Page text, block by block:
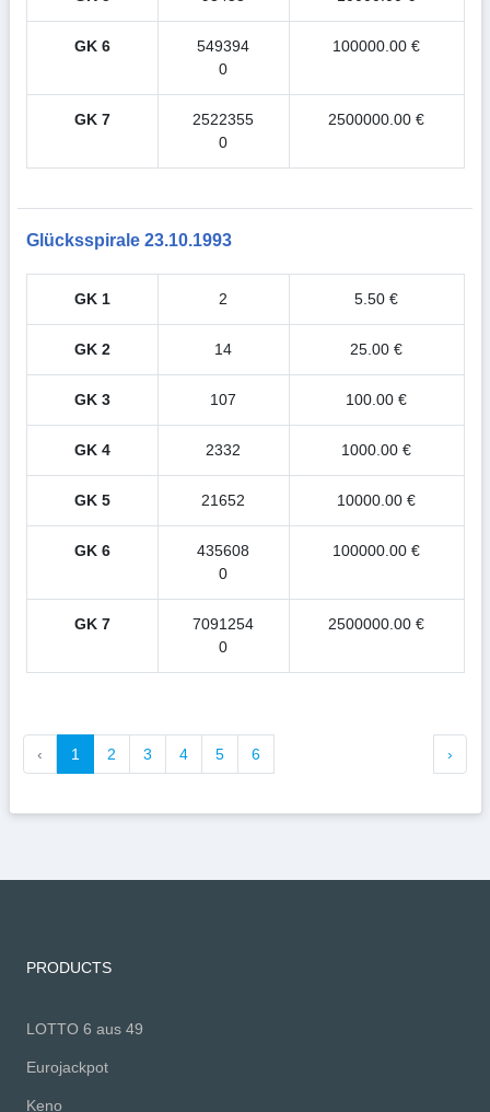
GK 6
549394
0
100000.00 €
GK 7
2522355
0
2500000.00 €
Glücksspirale 23.10.1993
GK 1 2 5.50 €
GK 2 14 25.00 €
GK 3 107 100.00 €
GK 4 2332 1000.00 €
GK 5 21652 10000.00 €
GK 6
435608
0
100000.00 €
GK 7
7091254
0
2500000.00 €
‹ 1 2 3 4 5 6 ›
PRODUCTS
LOTTO 6 aus 49
Eurojackpot
Keno